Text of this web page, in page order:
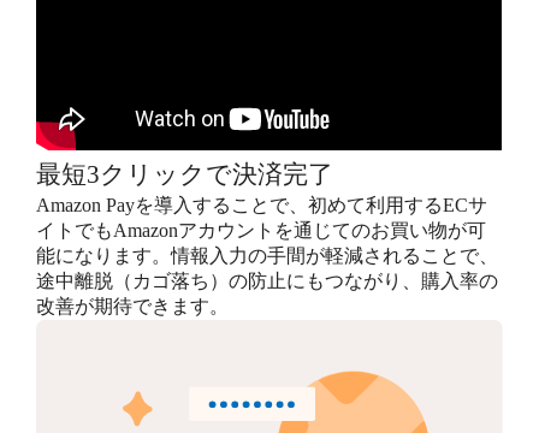
最短3クリックで決済完了
Amazon Payを導入することで、初めて利用するECサ
イトでもAmazonアカウントを通じてのお買い物が可
能になります。情報入力の手間が軽減されることで、
途中離脱（カゴ落ち）の防止にもつながり、購入率の
改善が期待できます。